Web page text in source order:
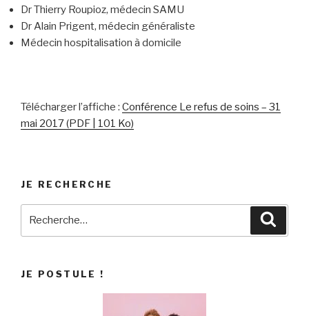
Dr Thierry Roupioz, médecin SAMU
Dr Alain Prigent, médecin généraliste
Médecin hospitalisation à domicile
Télécharger l’affiche : Conférence Le refus de soins – 31
mai 2017 (PDF | 101 Ko)
JE RECHERCHE
JE POSTULE !